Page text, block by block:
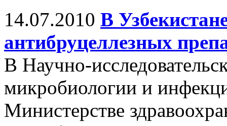
14.07.2010 В
антибруцеллезных
В Научно-
микробиологии и
Министерстве